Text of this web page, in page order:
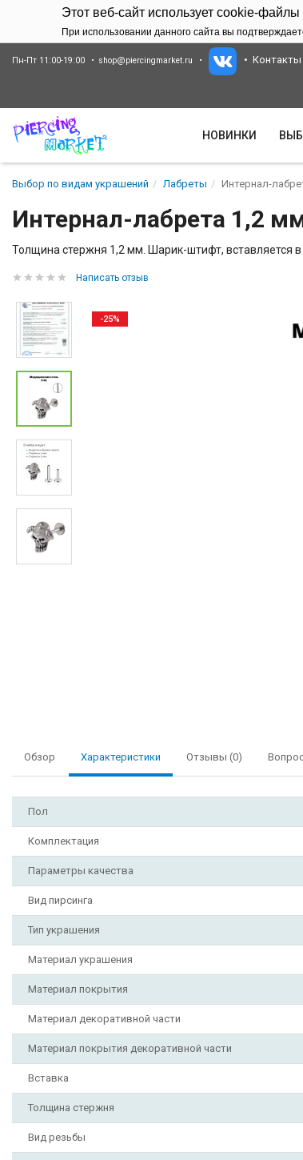
Этот веб-сайт использует cookie-
При использовании данного сайта вы
Пн-Пт 11:00-19:00 shop@piercingmarket.ru Контакты
НОВИНКИ
Выбор по видам украшений Лабреты Интернал-
Интернал-лабрета 1,2
Толщина стержня 1,2 мм. Шарик-штифт, вставляется в
Написать отзыв
-25%
Обзор Характеристики Отзывы (0)
Пол
Комплектация
Параметры качества
Вид пирсинга
Тип украшения
Материал украшения
Материал покрытия
Материал декоративной части
Материал покрытия декоративной части
Вставка
Толщина стержня
Вид резьбы